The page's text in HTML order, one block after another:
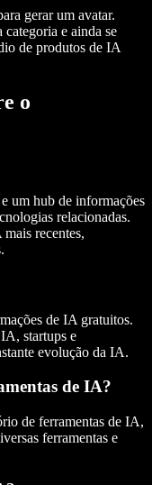
gerar um avatar.
e ainda se
de produtos de IA
o
um hub de informações
relacionadas.
recentes,
de IA gratuitos.
IA, startups e
evolução da IA.
de IA?
de ferramentas de IA,
ferramentas e